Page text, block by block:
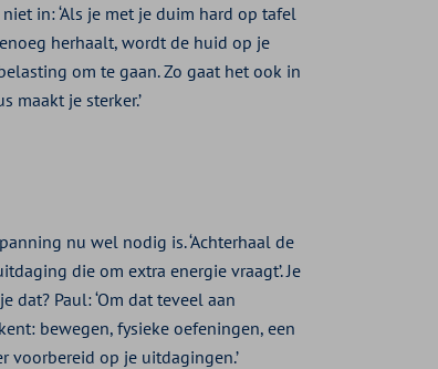
in: ‘Als je met je duim hard op tafel
herhaalt, wordt de huid op je
om te gaan. Zo gaat het ook in
maakt je sterker.’
nu wel nodig is. ‘Achterhaal de
die om extra energie vraagt’. Je
Paul: ‘Om dat teveel aan
bewegen, fysieke oefeningen, een
voorbereid op je uitdagingen.’